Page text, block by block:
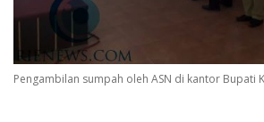
Pengambilan sumpah oleh ASN di kantor Bupati